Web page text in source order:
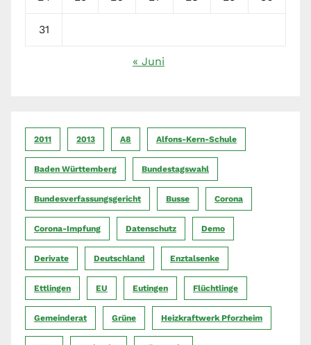
31
« Juni
2011 2013 A8 Alfons-Kern-Schule
Baden Württemberg Bundestagswahl
Bundesverfassungsgericht Busse Corona
Corona-Impfung Datenschutz Demo
Derivate Deutschland Enztalsenke
Ettlingen EU Eutingen Flüchtlinge
Gemeinderat Grüne Heizkraftwerk Pforzheim